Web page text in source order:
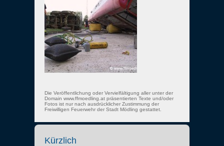
Die Veröffentlichung oder Vervielfältigung aller unter der
Domain www.ffmoedling.at präsentierten Texte und/oder
Fotos ist nur nach ausdrücklicher Zustimmung der
Freiwilligen Feuerwehr der Stadt Mödling gestattet.
Kürzlich